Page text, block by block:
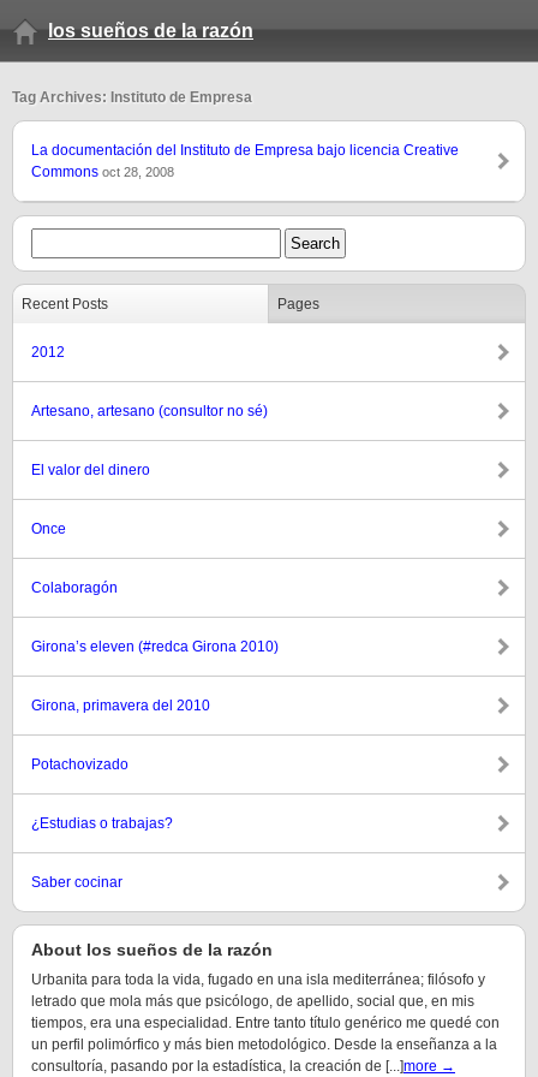
los sueños de la razón
Tag Archives: Instituto de Empresa
La documentación del Instituto de Empresa bajo licencia Creative
Commons oct 28, 2008
Recent Posts Pages
2012
Artesano, artesano (consultor no sé)
El valor del dinero
Once
Colaboragón
Girona’s eleven (#redca Girona 2010)
Girona, primavera del 2010
Potachovizado
¿Estudias o trabajas?
Saber cocinar
About los sueños de la razón
Urbanita para toda la vida, fugado en una isla mediterránea; filósofo y
letrado que mola más que psicólogo, de apellido, social que, en mis
tiempos, era una especialidad. Entre tanto título genérico me quedé con
un perfil polimórfico y más bien metodológico. Desde la enseñanza a la
consultoría, pasando por la estadística, la creación de [...]more →